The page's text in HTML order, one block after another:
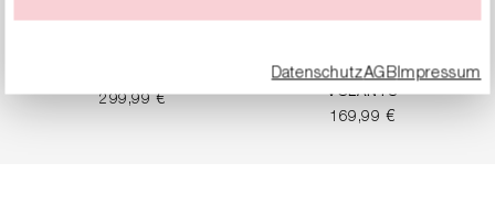
299,99 €
ZEBRA-TOP MIT
VOLANTS
169,99 €
DatenschutzAGBImpressum